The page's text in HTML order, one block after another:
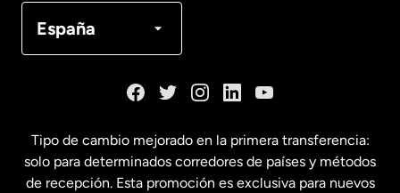
España
Français
Estados Unidos English
Tipo de cambio mejorado en la primera transferencia:
solo para determinados corredores de países y métodos
de recepción. Esta promoción es exclusiva para nuevos